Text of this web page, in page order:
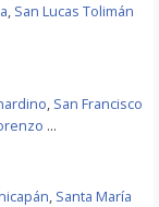
, San Lucas Tolimán
, San Francisco
...
, Santa María